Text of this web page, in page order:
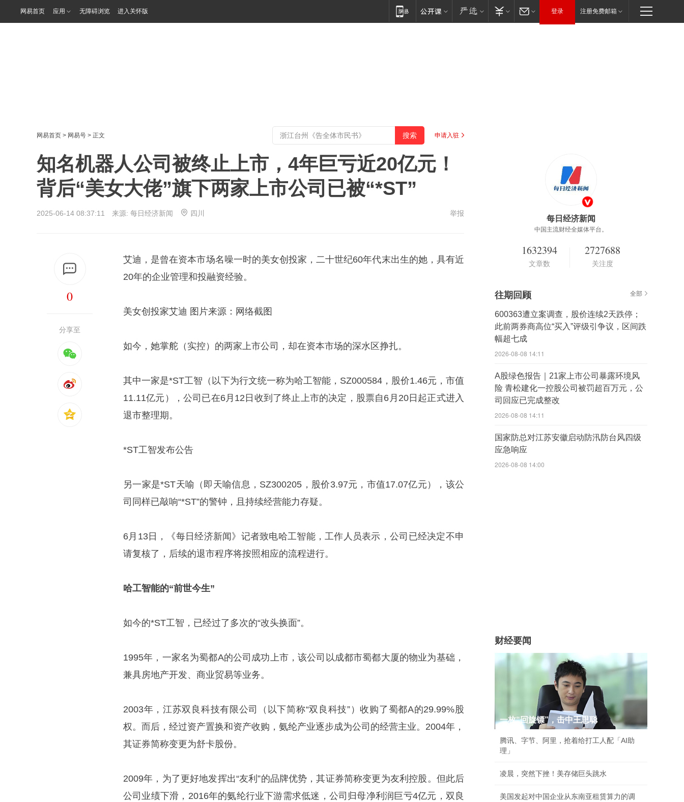
网易首页 应用 无障碍浏览 进入关怀版 登录 注册免费邮箱
网易首页 > 网易号 > 正文 申请入驻
知名机器人公司被终止上市，4年巨亏近20亿元！
背后“美女大佬”旗下两家上市公司已被“*ST”
2025-06-14 08:37:11 来源: 每日经济新闻 四川 举报
0
分享至
艾迪，是曾在资本市场名噪一时的美女创投家，二十世纪60年代末出生的她，具有近
20年的企业管理和投融资经验。
美女创投家艾迪 图片来源：网络截图
如今，她掌舵（实控）的两家上市公司，却在资本市场的深水区挣扎。
其中一家是*ST工智（以下为行文统一称为哈工智能，SZ000584，股价1.46元，市值
11.11亿元），公司已在6月12日收到了终止上市的决定，股票自6月20日起正式进入
退市整理期。
*ST工智发布公告
另一家是*ST天喻（即天喻信息，SZ300205，股价3.97元，市值17.07亿元），该公
司同样已敲响“*ST”的警钟，且持续经营能力存疑。
6月13日，《每日经济新闻》记者致电哈工智能，工作人员表示，公司已经决定不申
请复核了，后续的退市程序将按照相应的流程进行。
哈工智能的“前世今生”
如今的*ST工智，已经过了多次的“改头换面”。
1995年，一家名为蜀都A的公司成功上市，该公司以成都市蜀都大厦的物业为基础，
兼具房地产开发、商业贸易等业务。
2003年，江苏双良科技有限公司（以下简称“双良科技”）收购了蜀都A的29.99%股
权。而后，经过资产置换和资产收购，氨纶产业逐步成为公司的经营主业。2004年，
其证券简称变更为舒卡股份。
2009年，为了更好地发挥出“友利”的品牌优势，其证券简称变更为友利控股。但此后
公司业绩下滑，2016年的氨纶行业下游需求低迷，公司归母净利润巨亏4亿元，双良
每日经济新闻
中国主流财经全媒体平台。
1632394
文章数
2727688
关注度
往期回顾 全部
600363遭立案调查，股价连续2天跌停；
此前两券商高位“买入”评级引争议，区间跌
幅超七成
2026-08-08 14:11
A股绿色报告｜21家上市公司暴露环境风
险 青松建化一控股公司被罚超百万元，公
司回应已完成整改
2026-08-08 14:11
国家防总对江苏安徽启动防汛防台风四级
应急响应
2026-08-08 14:00
财经要闻
一枚“回旋镖”，击中王思聪
腾讯、字节、阿里，抢着给打工人配「AI助
理」
凌晨，突然下挫！美存储巨头跳水
美国发起对中国企业从东南亚租赁算力的调